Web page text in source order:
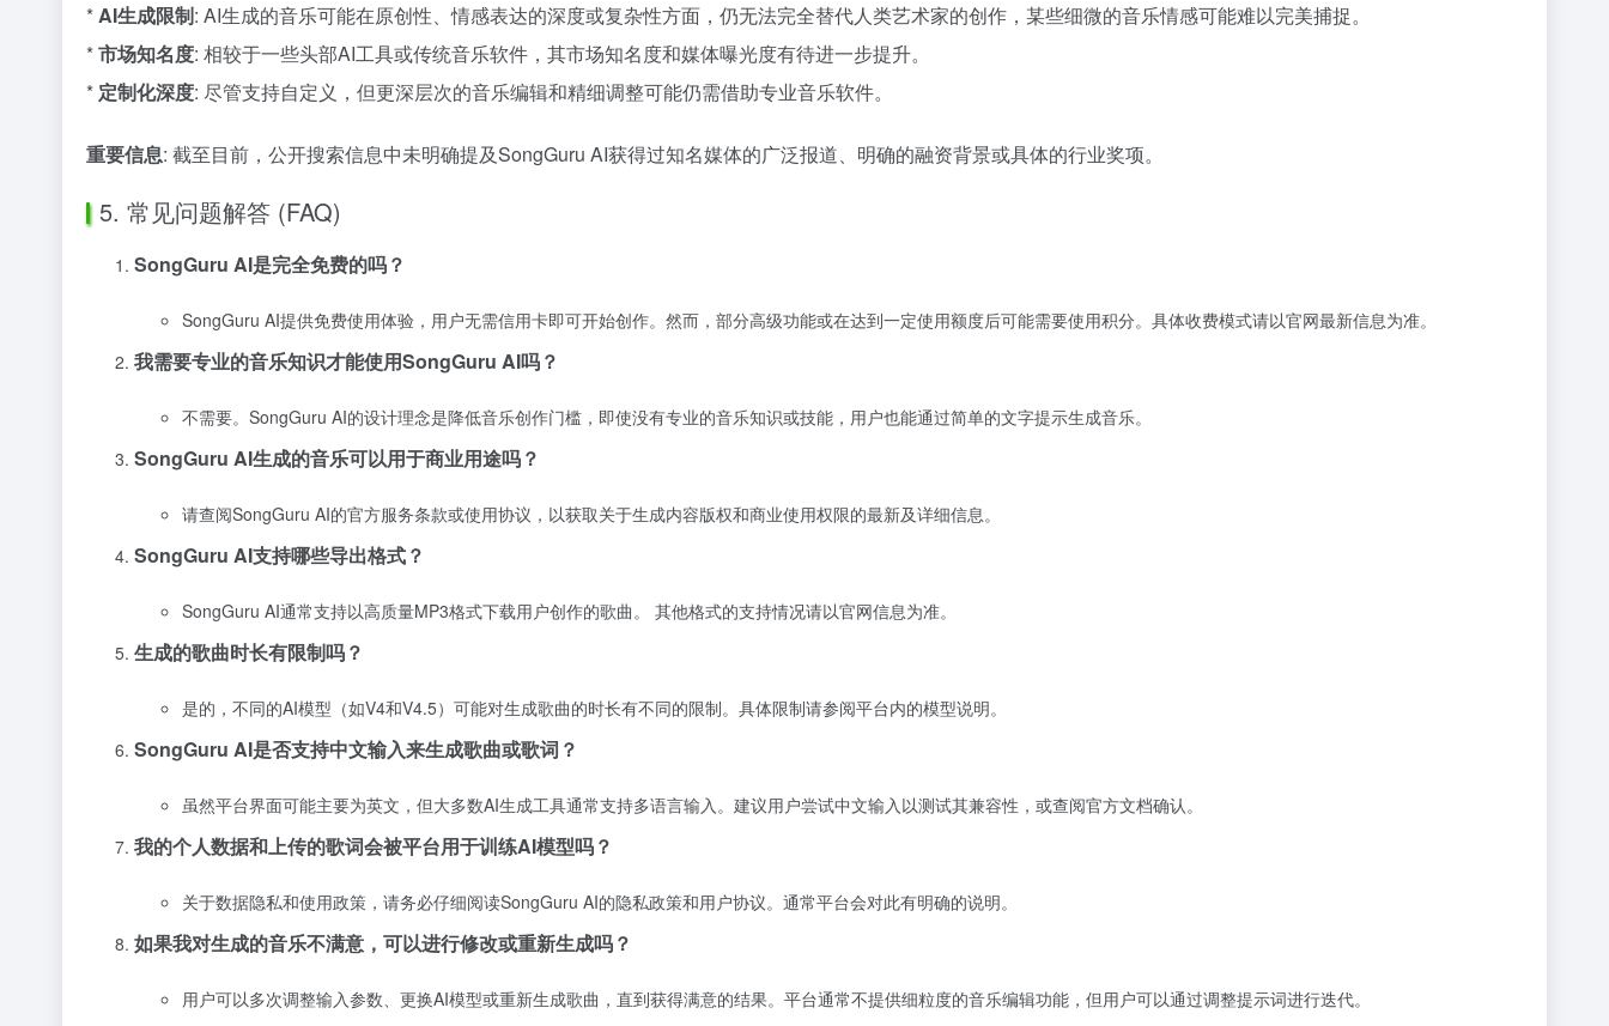
*AI生成限制: AI生成的音乐可能在原创性、情感表达的深度或复杂性方面，仍无法完全替代人类艺术家的创作，某些细微的音乐情感可能难以完美捕捉。
*市场知名度: 相较于一些头部AI工具或传统音乐软件，其市场知名度和媒体曝光度有待进一步提升。
* 定制化深度: 尽管支持自定义，但更深层次的音乐编辑和精细调整可能仍需借助专业音乐软件。
重要信息: 截至目前，公开搜索信息中未明确提及SongGuru AI获得过知名媒体的广泛报道、明确的融资背景或具体的行业奖项。
5. 常见问题解答 (FAQ)
SongGuru AI是完全免费的吗？
SongGuru AI提供免费使用体验，用户无需信用卡即可开始创作。然而，部分高级功能或在达到一定使用额度后可能需要使用积分。具体收费模式请以官网最新信息为准。
我需要专业的音乐知识才能使用SongGuru AI吗？
不需要。SongGuru AI的设计理念是降低音乐创作门槛，即使没有专业的音乐知识或技能，用户也能通过简单的文字提示生成音乐。
SongGuru AI生成的音乐可以用于商业用途吗？
请查阅SongGuru AI的官方服务条款或使用协议，以获取关于生成内容版权和商业使用权限的最新及详细信息。
SongGuru AI支持哪些导出格式？
SongGuru AI通常支持以高质量MP3格式下载用户创作的歌曲。 其他格式的支持情况请以官网信息为准。
生成的歌曲时长有限制吗？
是的，不同的AI模型（如V4和V4.5）可能对生成歌曲的时长有不同的限制。具体限制请参阅平台内的模型说明。
SongGuru AI是否支持中文输入来生成歌曲或歌词？
虽然平台界面可能主要为英文，但大多数AI生成工具通常支持多语言输入。建议用户尝试中文输入以测试其兼容性，或查阅官方文档确认。
我的个人数据和上传的歌词会被平台用于训练AI模型吗？
关于数据隐私和使用政策，请务必仔细阅读SongGuru AI的隐私政策和用户协议。通常平台会对此有明确的说明。
如果我对生成的音乐不满意，可以进行修改或重新生成吗？
用户可以多次调整输入参数、更换AI模型或重新生成歌曲，直到获得满意的结果。平台通常不提供细粒度的音乐编辑功能，但用户可以通过调整提示词进行迭代。